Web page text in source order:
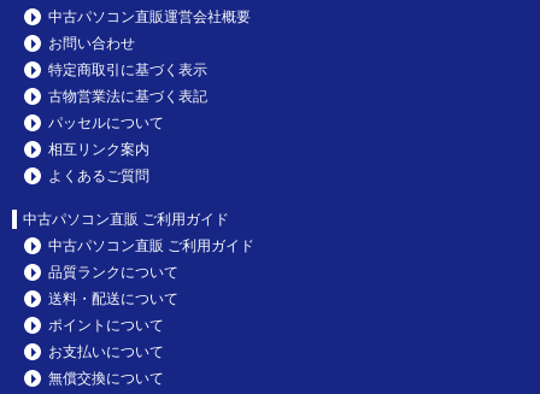
中古パソコン直販運営会社概要
お問い合わせ
特定商取引に基づく表示
古物営業法に基づく表記
パッセルについて
相互リンク案内
よくあるご質問
中古パソコン直販 ご利用ガイド
中古パソコン直販 ご利用ガイド
品質ランクについて
送料・配送について
ポイントについて
お支払いについて
無償交換について